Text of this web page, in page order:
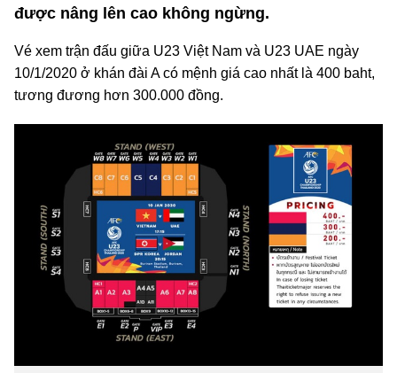
được nâng lên cao không ngừng.
Vé xem trận đấu giữa U23 Việt Nam và U23 UAE ngày
10/1/2020 ở khán đài A có mệnh giá cao nhất là 400 baht,
tương đương hơn 300.000 đồng.